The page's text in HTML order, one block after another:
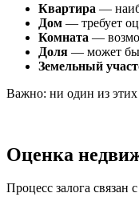
Квартира —
Дом — требует
Комната —
Доля — может
Земельный
Важно: ни один из этих
Оценка
Процесс залога связан